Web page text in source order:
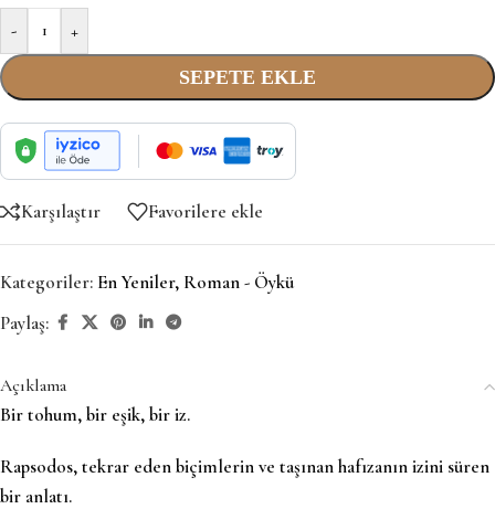
- +
SEPETE EKLE
Karşılaştır Favorilere ekle
Kategoriler: En Yeniler, Roman - Öykü
Paylaş:
Açıklama
Bir tohum, bir eşik, bir iz.
Rapsodos, tekrar eden biçimlerin ve taşınan hafızanın izini süren
bir anlatı.